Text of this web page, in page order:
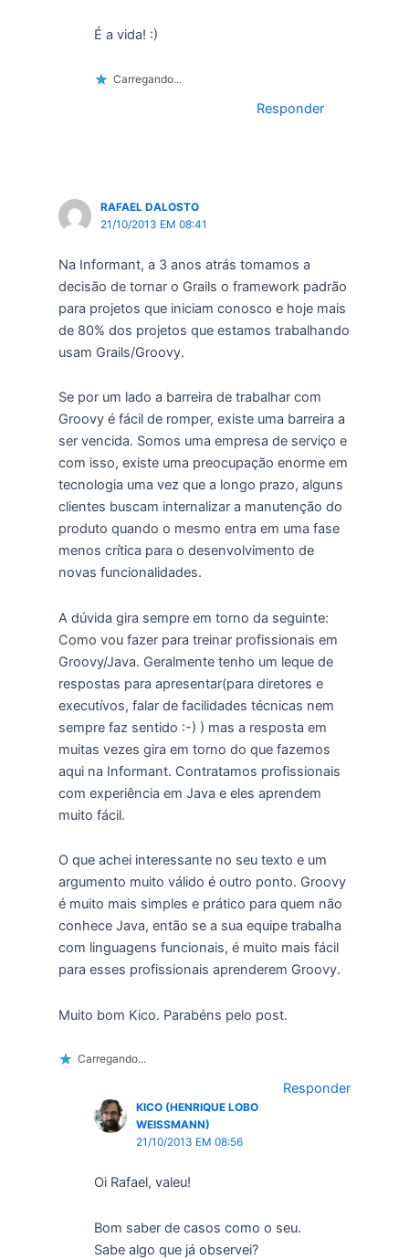
É a vida! :)
Carregando...
Responder
RAFAEL DALOSTO
21/10/2013 EM 08:41
Na Informant, a 3 anos atrás tomamos a
decisão de tornar o Grails o framework padrão
para projetos que iniciam conosco e hoje mais
de 80% dos projetos que estamos trabalhando
usam Grails/Groovy.
Se por um lado a barreira de trabalhar com
Groovy é fácil de romper, existe uma barreira a
ser vencida. Somos uma empresa de serviço e
com isso, existe uma preocupação enorme em
tecnologia uma vez que a longo prazo, alguns
clientes buscam internalizar a manutenção do
produto quando o mesmo entra em uma fase
menos crítica para o desenvolvimento de
novas funcionalidades.
A dúvida gira sempre em torno da seguinte:
Como vou fazer para treinar profissionais em
Groovy/Java. Geralmente tenho um leque de
respostas para apresentar(para diretores e
executívos, falar de facilidades técnicas nem
sempre faz sentido :-) ) mas a resposta em
muitas vezes gira em torno do que fazemos
aqui na Informant. Contratamos profissionais
com experiência em Java e eles aprendem
muito fácil.
O que achei interessante no seu texto e um
argumento muito válido é outro ponto. Groovy
é muito mais simples e prático para quem não
conhece Java, então se a sua equipe trabalha
com linguagens funcionais, é muito mais fácil
para esses profissionais aprenderem Groovy.
Muito bom Kico. Parabéns pelo post.
Carregando...
Responder
KICO (HENRIQUE LOBO
WEISSMANN)
21/10/2013 EM 08:56
Oi Rafael, valeu!
Bom saber de casos como o seu.
Sabe algo que já observei?